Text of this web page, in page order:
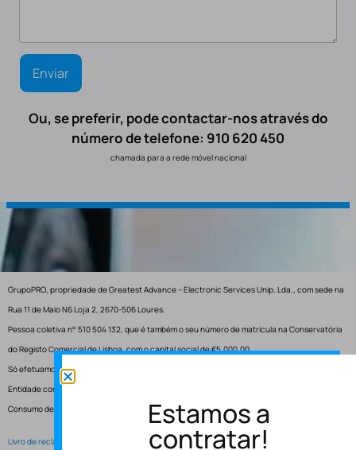
Ou, se preferir, pode contactar-nos através do
número de telefone: 910 620 450
chamada para a rede móvel nacional
GrupoPRO, propriedade de Greatest Advance – Electronic Services Unip. Lda., com sede na
Rua 11 de Maio N6 Loja 2, 2670-506 Loures.
Pessoa coletiva n° 510 504 132, que é também o seu número de matrícula na Conservatória
do Registo Comercial de Lisboa, com o capital social de €5.000,00.
Só efetuamos entregas em Portugal.
Entidade competente para resolução de conflitos – Centro de Arbitragem de Conflitos de
Consumo de Lisboa.
Livro de reclamações electrónico
Estamos a
contratar!